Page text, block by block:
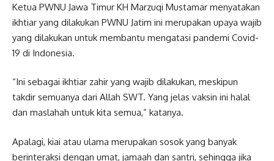
Ketua PWNU Jawa Timur KH Marzuqi Mustamar menyatakan
ikhtiar yang dilakukan PWNU Jatim ini merupakan upaya wajib
yang dilakukan untuk membantu mengatasi pandemi Covid-
19 di Indonesia.
“Ini sebagai ikhtiar zahir yang wajib dilakukan, meskipun
takdir semuanya dari Allah SWT. Yang jelas vaksin ini halal
dan maslahah untuk kita semua,” katanya.
Apalagi, kiai atau ulama merupakan sosok yang banyak
berinteraksi dengan umat, jamaah dan santri, sehingga jika